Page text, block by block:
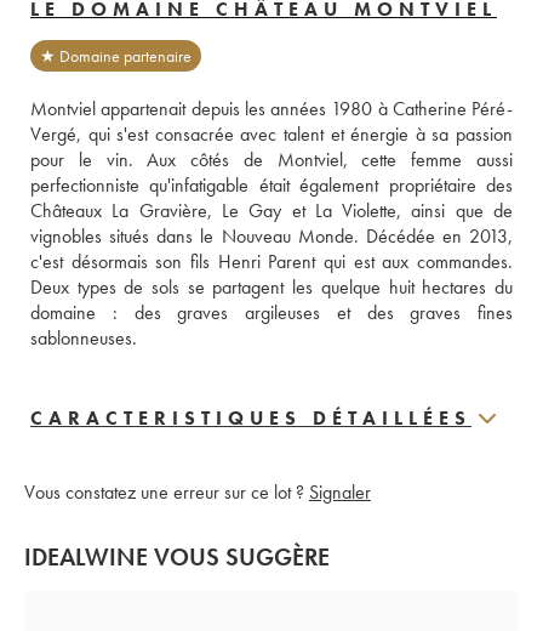
LE DOMAINE CHÂTEAU MONTVIEL
★ Domaine partenaire
Montviel appartenait depuis les années 1980 à Catherine Péré-
Vergé, qui s'est consacrée avec talent et énergie à sa passion
pour le vin. Aux côtés de Montviel, cette femme aussi
perfectionniste qu'infatigable était également propriétaire des
Châteaux La Gravière, Le Gay et La Violette, ainsi que de
vignobles situés dans le Nouveau Monde. Décédée en 2013,
c'est désormais son fils Henri Parent qui est aux commandes.
Deux types de sols se partagent les quelque huit hectares du
domaine : des graves argileuses et des graves fines
sablonneuses.
CARACTERISTIQUES DÉTAILLÉES
Vous constatez une erreur sur ce lot ? Signaler
IDEALWINE VOUS SUGGÈRE